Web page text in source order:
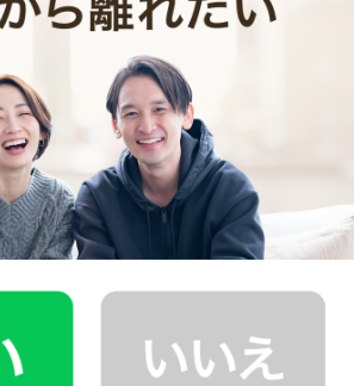
んがいるご家庭ならば「忍者の修行
がら盛り上げて、一緒に楽しんじゃ
ませんね。ぜひお試しください！
事代行サービスCaSy・お掃除研修講
photo/ PIXTA
布と心が笑顔になるクラウド家事代行
（カジー）のご案内